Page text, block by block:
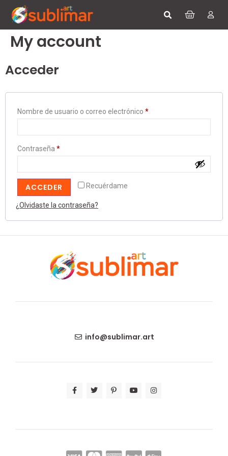
My account
Acceder
Nombre de usuario o correo electrónico *
Contraseña *
Recuérdame
ACCEDER
¿Olvidaste la contraseña?
info@sublimar.art